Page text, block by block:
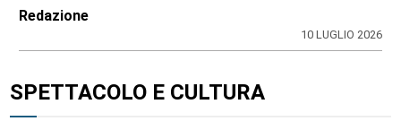
Redazione
10 LUGLIO 2026
SPETTACOLO E CULTURA